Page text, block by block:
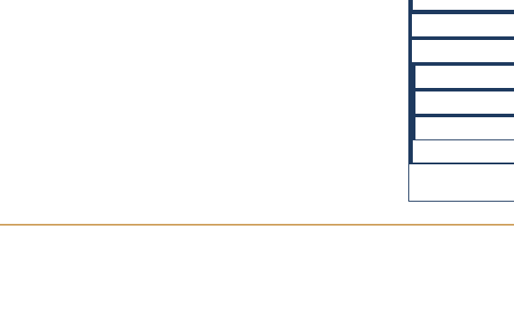
לצאת לדרך החדשה – דרך של עבודה עצמאית,
בשקיפות מלאה. אה כן, ודבר אחרון – צאו